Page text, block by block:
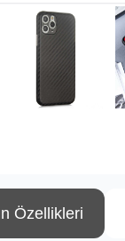
Özellikleri